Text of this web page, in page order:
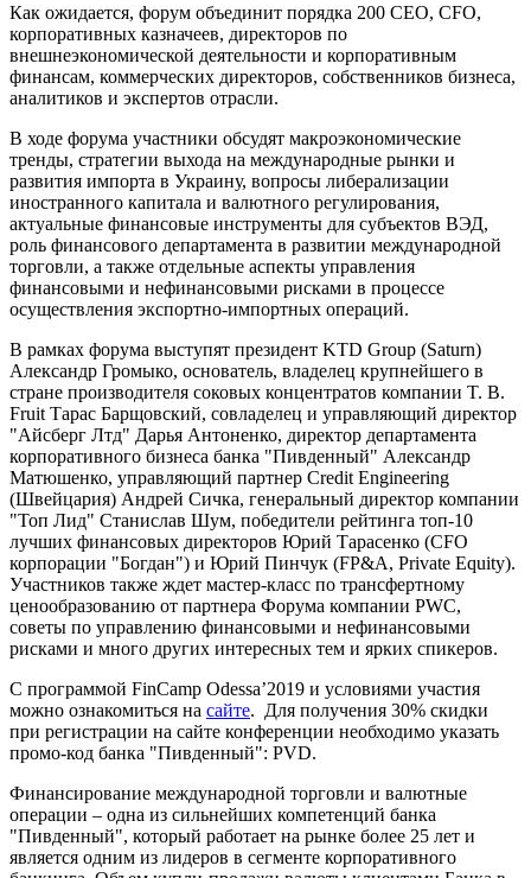
Как ожидается, форум объединит порядка 200 CEO, CFO,
корпоративных казначеев, директоров по
внешнеэкономической деятельности и корпоративным
финансам, коммерческих директоров, собственников бизнеса,
аналитиков и экспертов отрасли.
В ходе форума участники обсудят макроэкономические
тренды, стратегии выхода на международные рынки и
развития импорта в Украину, вопросы либерализации
иностранного капитала и валютного регулирования,
актуальные финансовые инструменты для субъектов ВЭД,
роль финансового департамента в развитии международной
торговли, а также отдельные аспекты управления
финансовыми и нефинансовыми рисками в процессе
осуществления экспортно-импортных операций.
В рамках форума выступят президент KTD Group (Saturn)
Александр Громыко, основатель, владелец крупнейшего в
стране производителя соковых концентратов компании T. B.
Fruit Тарас Барщовский, совладелец и управляющий директор
"Айсберг Лтд" Дарья Антоненко, директор департамента
корпоративного бизнеса банка "Пивденный" Александр
Матюшенко, управляющий партнер Credit Engineering
(Швейцария) Андрей Сичка, генеральный директор компании
"Топ Лид" Станислав Шум, победители рейтинга топ-10
лучших финансовых директоров Юрий Тарасенко (CFО
корпорации "Богдан") и Юрий Пинчук (FP&A, Private Equity).
Участников также ждет мастер-класс по трансфертному
ценообразованию от партнера Форума компании PWC,
советы по управлению финансовыми и нефинансовыми
рисками и много других интересных тем и ярких спикеров.
С программой FinCamp Odessa’2019 и условиями участия
можно ознакомиться на сайте. Для получения 30% скидки
при регистрации на сайте конференции необходимо указать
промо-код банка "Пивденный": PVD.
Финансирование международной торговли и валютные
операции – одна из сильнейших компетенций банка
"Пивденный", который работает на рынке более 25 лет и
является одним из лидеров в сегменте корпоративного